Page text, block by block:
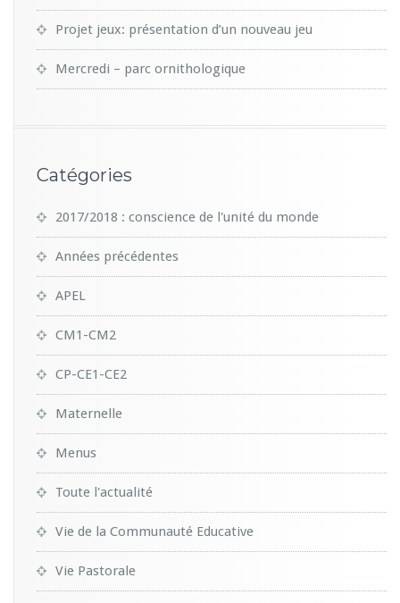
Projet jeux: présentation d’un nouveau jeu
Mercredi – parc ornithologique
Catégories
2017/2018 : conscience de l'unité du monde
Années précédentes
APEL
CM1-CM2
CP-CE1-CE2
Maternelle
Menus
Toute l'actualité
Vie de la Communauté Educative
Vie Pastorale